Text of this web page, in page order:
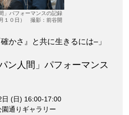
」パフォーマンスの記録
１０日） 撮影：前谷開
かさ』と共に生きるには–」
ン人間」パフォーマンス
日 (日) 16:00-17:00
通りギャラリー